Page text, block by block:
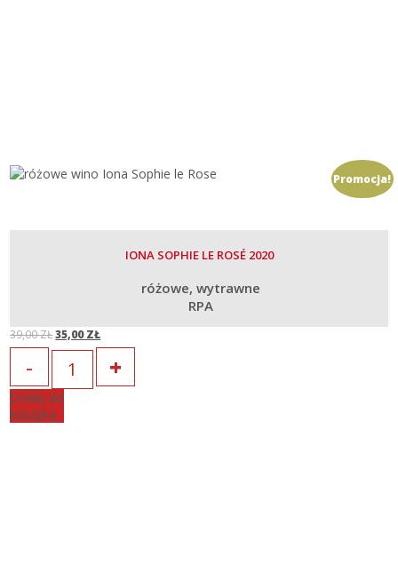
Promocja!
IONA SOPHIE LE ROSÉ 2020
różowe wytrawne
RPA
39,00ZŁ
Original
price
35,00ZŁ
Current
price
Dodaj do
koszyka